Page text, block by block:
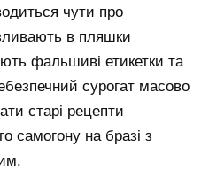
чути про
в пляшки
фальшиві етикетки та
сурогат масово
старі рецепти
самогону на бразі з